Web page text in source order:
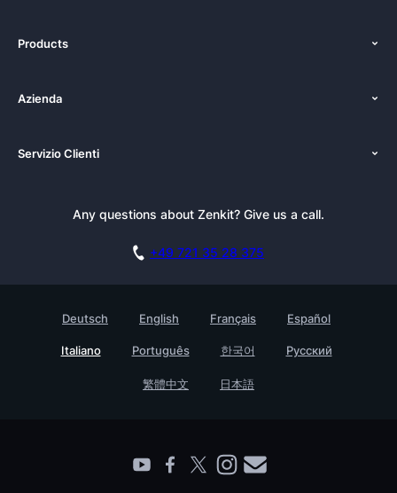
Products
Costo
Alternatives
Prenota una dimostrazione
Azienda
Newsroom
Academy
Azienda
Trova un partner
Servizio Clienti
Newsletter
Base di conoscenza
Contatto
Any questions about Zenkit? Give us a call.
+49 721 35 28 375
Deutsch English Français Español
Italiano Português 한국어 Русский
繁體中文 日本語